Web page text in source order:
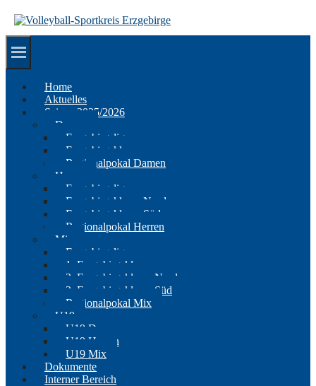
zum
Inhalt
Home
Aktuelles
Saison 2025/2026
Damen
Erzgebirgsliga
Erzgebirgsklasse
Regionalpokal Damen
Herren
Erzgebirgsliga
Erzgebirgsklasse Nord
Erzgebirgsklasse Süd
Regionalpokal Herren
Mix
Erzgebirgsliga
1. Erzgebirgsklasse
2. Erzgebirgsklasse Nord
2. Erzgebirgsklasse Süd
Regionalpokal Mix
U19
U19 Damen
U19 Herren
U19 Mix
Dokumente
Interner Bereich